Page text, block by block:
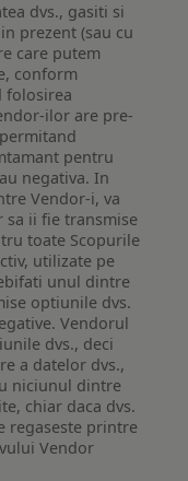
dvs., gasiti si
prezent (sau cu
care putem
conform
folosirea
ilor are pre-
pentru
negativa. In
Vendor-i, va
sa ii fie transmise
toate Scopurile
utilizate pe
unul dintre
optiunile dvs.
Vendorul
dvs., deci
a datelor dvs.,
niciunul dintre
chiar daca dvs.
regaseste printre
Vendor